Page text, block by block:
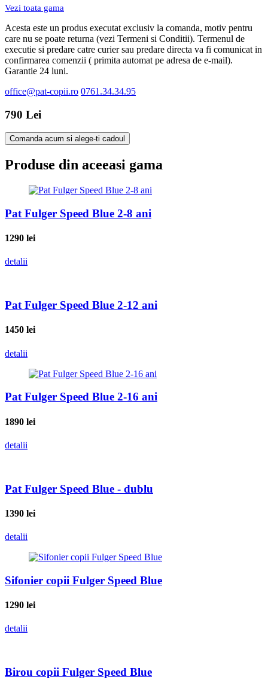
Vezi toata gama
Acesta este un produs executat exclusiv la comanda, motiv pentru
care nu se poate returna (vezi Termeni si Conditii). Termenul de
executie si predare catre curier sau predare directa va fi comunicat in
confirmarea comenzii ( primita automat pe adresa de e-mail).
Garantie 24 luni.
office@pat-copii.ro 0761.34.34.95
790 Lei
Comanda acum si alege-ti cadoul
Produse din aceeasi gama
Pat Fulger Speed Blue 2-8 ani
1290 lei
detalii
Pat Fulger Speed Blue 2-12 ani
1450 lei
detalii
Pat Fulger Speed Blue 2-16 ani
1890 lei
detalii
Pat Fulger Speed Blue - dublu
1390 lei
detalii
Sifonier copii Fulger Speed Blue
1290 lei
detalii
Birou copii Fulger Speed Blue